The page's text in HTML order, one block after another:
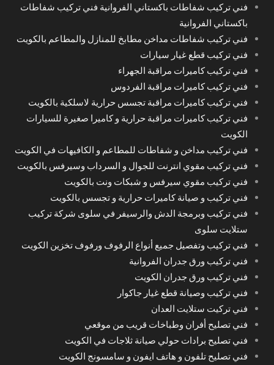
فني تركيب شفاطات باكستاني الفروانية فني تركيب شفاطات
باكستاني الفروانية
فني تركيب شفاطات مداخن مطابخ للمنازل والمطاعم بالكويت
فني تركيب قطع غيار سيارات
فني تركيب كاميرات مراقبة الجهراء
فني تركيب كاميرات مراقبة الفردوس
فني تركيب كاميرات مراقبة تجسس حرارية لاسلكية بالكويت
فني تركيب كاميرات مراقبة حرارية و كاميرا صغيرة للسيارات
الكويت
فني تركيب مداخن و شفاطات للمطاعم و الكافيهات في الكويت
فني تركيب مقوي انترنت للجوال و السرداب وسيرفس بالكويت
فني تركيب مقوي سيرفس و شبكات ونت بالكويت
فني تركيب و صيانة كاميرات حرارية و تجسس بالكويت
فني تركيب وبرمجة الدش والرسيفر في سلوى شركة تركيب
ستلايت سلوى
فني تركيب وتفصيل جميع أنواع الرفوف ورفوف تخزين الكويت
فني تركيب ورق جدران الفروانية
فني تركيب ورق جدران الكويت
فني تركيب وصيانة قطع غيار جاكوار
فني تركيت ستلايت العدان
فني تصليح أفران وطباخات قريب من موقعي
فني تصليح برادات حولي صيانة ثلاجات في الكويت
فني تصليح تلفون و هاتف ايفون و سامسونج الكويت